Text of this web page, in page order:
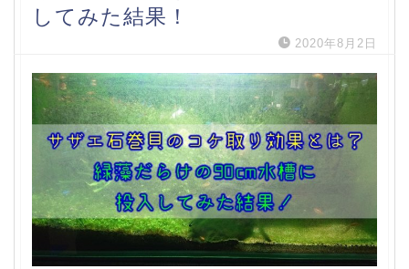
してみた結果！
2020年8月2日